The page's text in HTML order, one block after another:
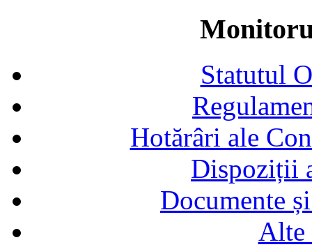
Statutul
Hotărâri ale
Dispoziții
Documente
Alte